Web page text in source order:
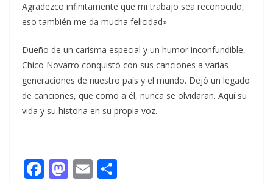
Agradezco infinitamente que mi trabajo sea reconocido,
eso también me da mucha felicidad»
Dueño de un carisma especial y un humor inconfundible,
Chico Novarro conquistó con sus canciones a varias
generaciones de nuestro país y el mundo. Dejó un legado
de canciones, que como a él, nunca se olvidaran. Aquí su
vida y su historia en su propia voz.
F M E